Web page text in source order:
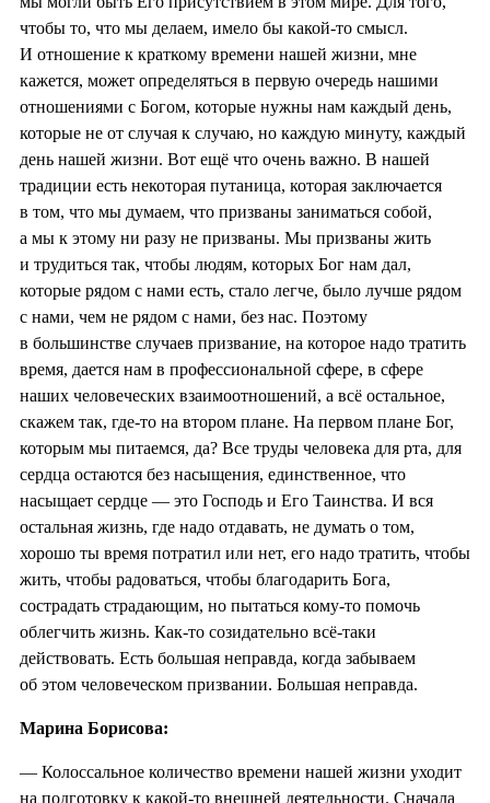
чтобы то, что мы делаем, имело бы какой-то смысл.
И отношение к краткому времени нашей жизни, мне
кажется, может определяться в первую очередь нашими
отношениями с Богом, которые нужны нам каждый день,
которые не от случая к случаю, но каждую минуту, каждый
день нашей жизни. Вот ещё что очень важно. В нашей
традиции есть некоторая путаница, которая заключается
в том, что мы думаем, что призваны заниматься собой,
а мы к этому ни разу не призваны. Мы призваны жить
и трудиться так, чтобы людям, которых Бог нам дал,
которые рядом с нами есть, стало легче, было лучше рядом
с нами, чем не рядом с нами, без нас. Поэтому
в большинстве случаев призвание, на которое надо тратить
время, дается нам в профессиональной сфере, в сфере
наших человеческих взаимоотношений, а всё остальное,
скажем так, где-то на втором плане. На первом плане Бог,
которым мы питаемся, да? Все труды человека для рта, для
сердца остаются без насыщения, единственное, что
насыщает сердце — это Господь и Его Таинства. И вся
остальная жизнь, где надо отдавать, не думать о том,
хорошо ты время потратил или нет, его надо тратить, чтобы
жить, чтобы радоваться, чтобы благодарить Бога,
сострадать страдающим, но пытаться кому-то помочь
облегчить жизнь. Как-то созидательно всё-таки
действовать. Есть большая неправда, когда забываем
об этом человеческом призвании. Большая неправда.
Марина Борисова:
— Колоссальное количество времени нашей жизни уходит
на подготовку к какой-то внешней деятельности. Сначала